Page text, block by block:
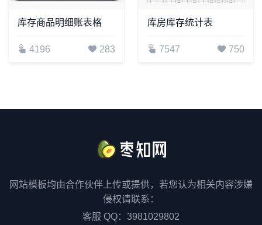
库存商品明细账表格
4196 283
库房库存统计表
7547 750
网站模板均由合作伙伴上传或提供，若您认为相关内容涉嫌
侵权请联系：
客服 QQ：3981029802